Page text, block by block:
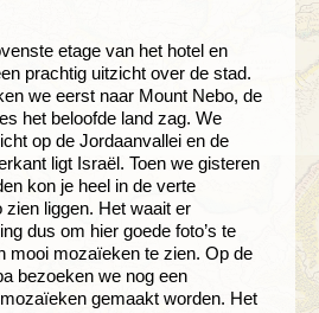
etage van het hotel en
prachtig uitzicht over de stad.
we eerst naar Mount Nebo, de
het beloofde land zag. We
op de Jordaanvallei en de
ligt Israël. Toen we gisteren
kon je heel in de verte
liggen. Het waait er
dus om hier goede foto’s te
mooi mozaïeken te zien. Op de
bezoeken we nog een
gemaakt worden. Het